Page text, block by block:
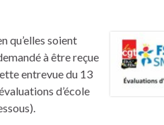
qu’elles soient
à être reçue
entrevue du 13
d’école